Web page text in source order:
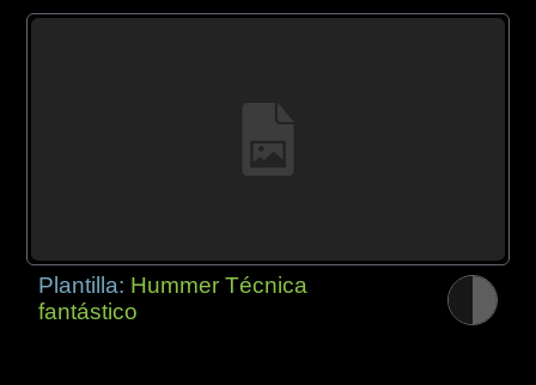
Plantilla: Hummer Técnica
fantástico